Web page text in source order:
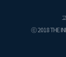
ⓒ 2018 THE